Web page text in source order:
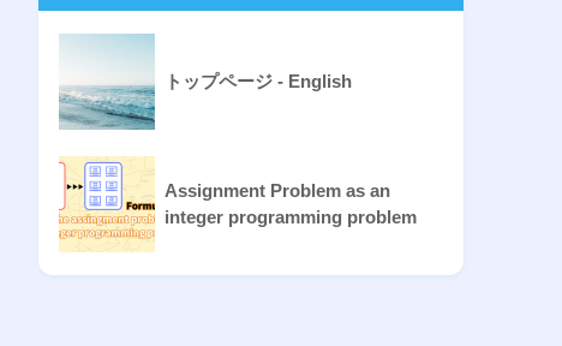
トップページ - English
Assignment Problem as an
integer programming problem